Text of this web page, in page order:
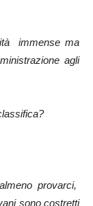
immense ma
agli
provarci,
sono costretti